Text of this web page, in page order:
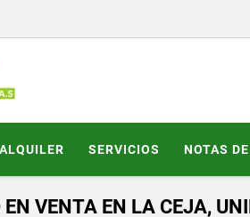
ALQUILER SERVICIOS NOTAS
VENTA EN LA CEJA,